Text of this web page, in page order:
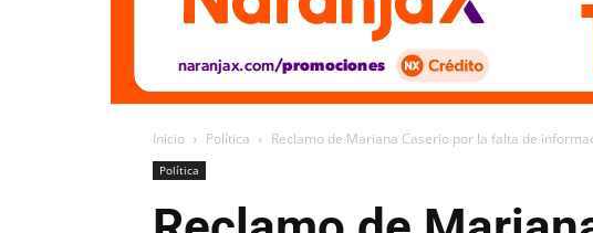
Inicio Política Reclamo de Mariana Caserio por la falta de
Política